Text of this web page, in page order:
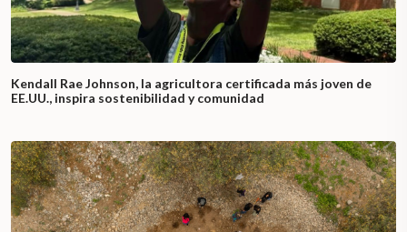
Kendall Rae Johnson, la agricultora certificada más joven de
EE.UU., inspira sostenibilidad y comunidad